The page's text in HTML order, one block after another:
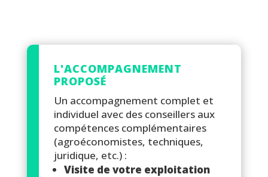
L'ACCOMPAGNEMENT
PROPOSÉ
Un accompagnement complet et
individuel avec des conseillers aux
compétences complémentaires
(agroéconomistes, techniques,
juridique, etc.) :
Visite de votre exploitation